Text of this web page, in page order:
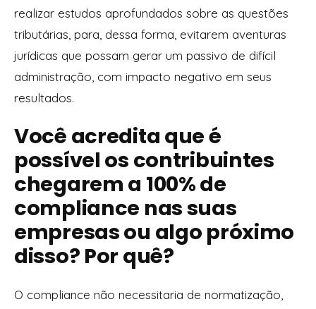
realizar estudos aprofundados sobre as questões
tributárias, para, dessa forma, evitarem aventuras
jurídicas que possam gerar um passivo de difícil
administração, com impacto negativo em seus
resultados.
Você acredita que é
possível os contribuintes
chegarem a 100% de
compliance nas suas
empresas ou algo próximo
disso? Por quê?
O compliance não necessitaria de normatização,